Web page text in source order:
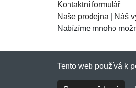
Přidat
Přidat
Kontaktní formulář
Naše prodejna
Náš
Nabízíme mnoho
Tento web používá k